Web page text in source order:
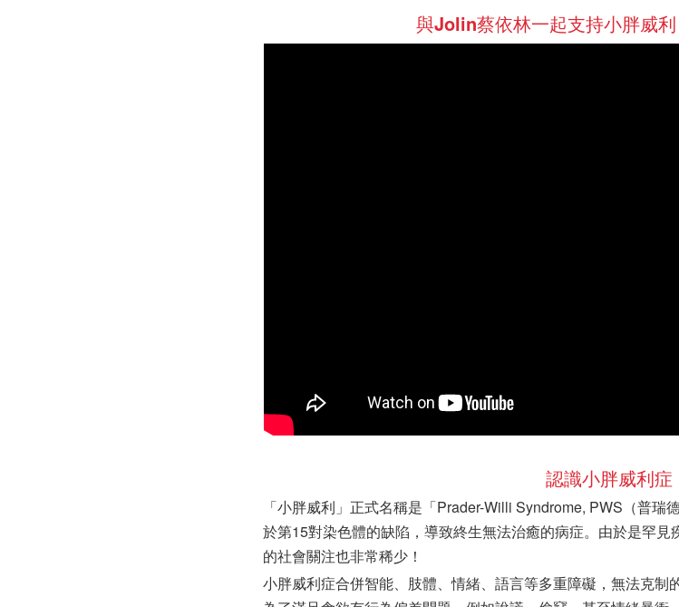
與Jolin蔡依林一起支持小胖威
認識小胖威利症
「小胖威利」正式名稱是「Prader-Willi Syndrome, PWS（普
於第15對染色體的缺陷，導致終生無法治癒的病症。由於是罕
的社會關注也非常稀少！
小胖威利症合併智能、肢體、情緒、語言等多重障礙，無法克制